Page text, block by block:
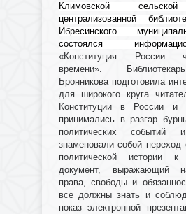
Климовской
централизованной
Ибресинского
состоялся
«Конституция России
времени».
Бронникова подготовила
для широкого круга
Конституции в России и
принимались в разгар
политических
знаменовали собой переход
политической истории
документ, выражающий
права, свободы и
все должны знать и
показ электронной